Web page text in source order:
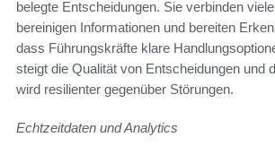
belegte Entscheidungen. Sie verbinden
bereinigen Informationen und bereiten
dass Führungskräfte klare
steigt die Qualität von Entscheidungen und
wird resilienter gegenüber Störungen.
Echtzeitdaten und Analytics